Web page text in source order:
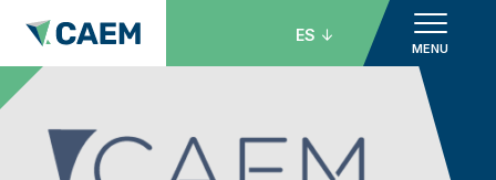
MENU
ES